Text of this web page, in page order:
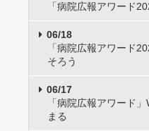
「病院広報アワード
06/18
「病院広報アワード
そろう
06/17
「病院広報アワード
まる